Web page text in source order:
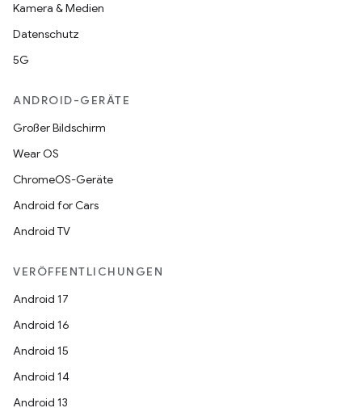
Kamera & Medien
Datenschutz
5G
ANDROID-GERÄTE
Großer Bildschirm
Wear OS
ChromeOS-Geräte
Android for Cars
Android TV
VERÖFFENTLICHUNGEN
Android 17
Android 16
Android 15
Android 14
Android 13